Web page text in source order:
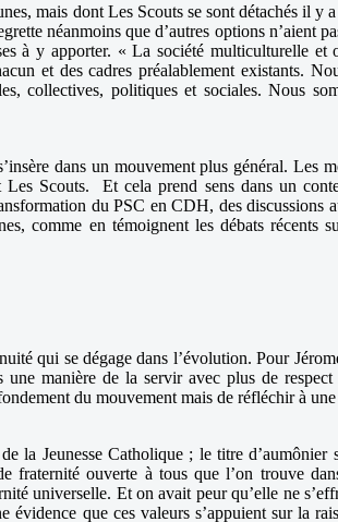
mais dont Les Scouts se sont détachés il y
néanmoins que d’autres options n’aient
à y apporter. « La société multiculturelle
et des cadres préalablement existants.
collectives, politiques et sociales. Nous
dans un mouvement plus général. Les
Scouts. Et cela prend sens dans un
du PSC en CDH, des discussions
comme en témoignent les débats récents
qui se dégage dans l’évolution. Pour
manière de la servir avec plus de
du mouvement mais de réfléchir à
la Jeunesse Catholique ; le titre
fraternité ouverte à tous que l’on trouve
universelle. Et on avait peur qu’elle ne
que ces valeurs s’appuient sur la